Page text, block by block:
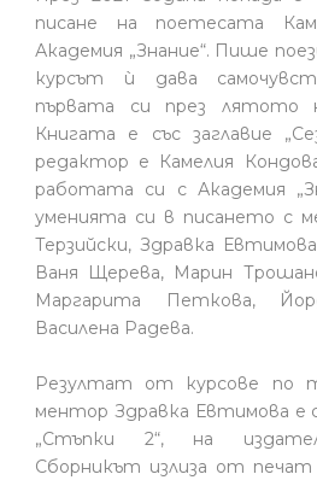
писане на поетесата
Академия „Знание“. Пише
курсът ѝ дава
първата си през лятото
Книгата е със заглавие
редактор е Камелия
работата си с Академия
уменията си в писането с
Терзийски, Здравка
Ваня Щерева, Марин
Маргарита Петкова,
Василена Радева.
Резултат от курсове по
ментор Здравка Евтимова е
„Стъпки 2“, на
Сборникът излиза от печат